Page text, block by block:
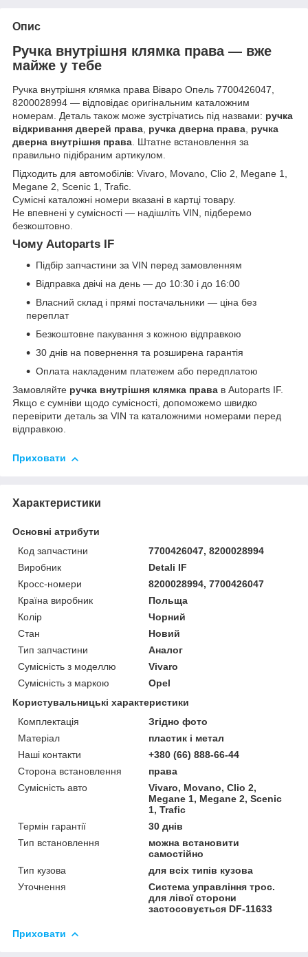
Опис
Ручка внутрішня клямка права — вже
майже у тебе
Ручка внутрішня клямка права Віваро Опель 7700426047,
8200028994 — відповідає оригінальним каталожним
номерам. Деталь також може зустрічатись під назвами: ручка
відкривання дверей права, ручка дверна права, ручка
дверна внутрішня права. Штатне встановлення за
правильно підібраним артикулом.
Підходить для автомобілів: Vivaro, Movano, Clio 2, Megane 1,
Megane 2, Scenic 1, Trafic.
Сумісні каталожні номери вказані в картці товару.
Не впевнені у сумісності — надішліть VIN, підберемо
безкоштовно.
Чому Autoparts IF
Підбір запчастини за VIN перед замовленням
Відправка двічі на день — до 10:30 і до 16:00
Власний склад і прямі постачальники — ціна без
переплат
Безкоштовне пакування з кожною відправкою
30 днів на повернення та розширена гарантія
Оплата накладеним платежем або передплатою
Замовляйте ручка внутрішня клямка права в Autoparts IF.
Якщо є сумніви щодо сумісності, допоможемо швидко
перевірити деталь за VIN та каталожними номерами перед
відправкою.
Приховати
Характеристики
Основні атрибути
Код запчастини
7700426047, 8200028994
Виробник
Detali IF
Кросс-номери
8200028994, 7700426047
Країна виробник
Польща
Колір
Чорний
Стан
Новий
Тип запчастини
Аналог
Сумісність з моделлю
Vivaro
Сумісність з маркою
Opel
Користувальницькі характеристики
Комплектація
Згідно фото
Матеріал
пластик і метал
Наші контакти
+380 (66) 888-66-44
Сторона встановлення
права
Сумісність авто
Vivaro, Movano, Clio 2,
Megane 1, Megane 2, Scenic
1, Trafic
Термін гарантії
30 днів
Тип встановлення
можна встановити
самостійно
Тип кузова
для всіх типів кузова
Уточнення
Система управління трос.
для лівої сторони
застосовується DF-11633
Приховати